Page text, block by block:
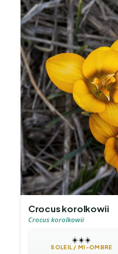
Crocus korolkowii
Crocus korolkowii
☀️☀️☀️
SOLEIL / MI-OMBRE